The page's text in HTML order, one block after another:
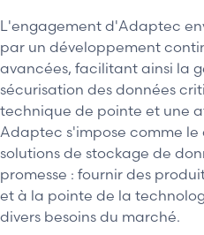
L'engagement d'Adaptec
par un développement
avancées, facilitant ainsi la
sécurisation des données
technique de pointe et une
Adaptec s'impose comme le
solutions de stockage de
promesse : fournir des
et à la pointe de la
divers besoins du marché.